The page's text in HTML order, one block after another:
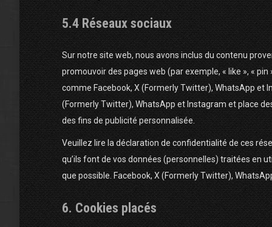
5.4 Réseaux sociaux
Sur notre site web, nous avons inclus du contenu
promouvoir des pages web (par exemple, « like », «
comme Facebook, X (Formerly Twitter), WhatsApp et
(Formerly Twitter), WhatsApp et Instagram et place
des fins de publicité personnalisée.
Veuillez lire la déclaration de confidentialité de ces
qu’ils font de vos données (personnelles) traitées en
que possible. Facebook, X (Formerly Twitter),
6. Cookies placés